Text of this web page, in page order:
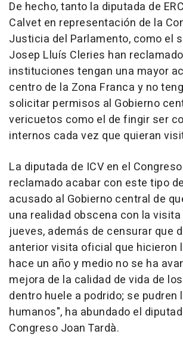
De hecho, tanto la diputada de
Calvet en representación de la
Justicia del Parlamento, como el
Josep Lluís Cleries han
instituciones tengan una mayor
centro de la Zona Franca y no
solicitar permisos al Gobierno
vericuetos como el de fingir ser
internos cada vez que quieran
La diputada de ICV en el
reclamado acabar con este tipo
acusado al Gobierno central de
una realidad obscena con la
jueves, además de censurar que
anterior visita oficial que hicieron
hace un año y medio no se ha
mejora de la calidad de vida de
dentro huele a podrido; se pudren
humanos", ha abundado el
Congreso Joan Tardà.